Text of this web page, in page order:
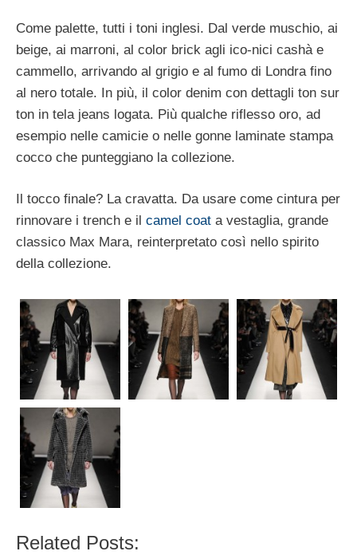
Come palette, tutti i toni inglesi. Dal verde muschio, ai
beige, ai marroni, al color brick agli ico-nici cashà e
cammello, arrivando al grigio e al fumo di Londra fino
al nero totale. In più, il color denim con dettagli ton sur
ton in tela jeans logata. Più qualche riflesso oro, ad
esempio nelle camicie o nelle gonne laminate stampa
cocco che punteggiano la collezione.
Il tocco finale? La cravatta. Da usare come cintura per
rinnovare i trench e il camel coat a vestaglia, grande
classico Max Mara, reinterpretato così nello spirito
della collezione.
Related Posts: